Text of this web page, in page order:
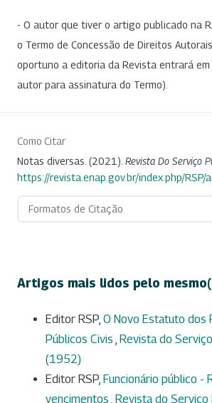
- O autor que tiver o artigo publicado na
o Termo de Concessão de Direitos
oportuno a editoria da Revista entrará
autor para assinatura do Termo).
Como Citar
Notas diversas. (2021). Revista Do Serviço
https://revista.enap.gov.br/index.php/RSP/
Formatos de Citação
Artigos mais lidos pelo
Editor RSP, O Novo Estatuto dos
Públicos Civis , Revista do
(1952)
Editor RSP, Funcionário público -
vencimentos , Revista do Serviço